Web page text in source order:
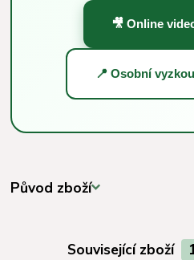
🎥 Online
📍 Osobní
Původ zboží
Související zboží